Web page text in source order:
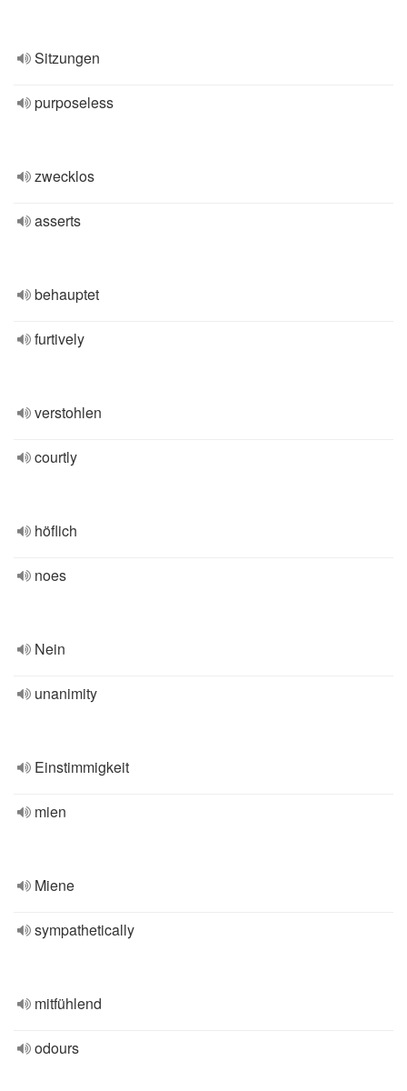
Sitzungen
purposeless
zwecklos
asserts
behauptet
furtively
verstohlen
courtly
höflich
noes
Nein
unanimity
Einstimmigkeit
mien
Miene
sympathetically
mitfühlend
odours